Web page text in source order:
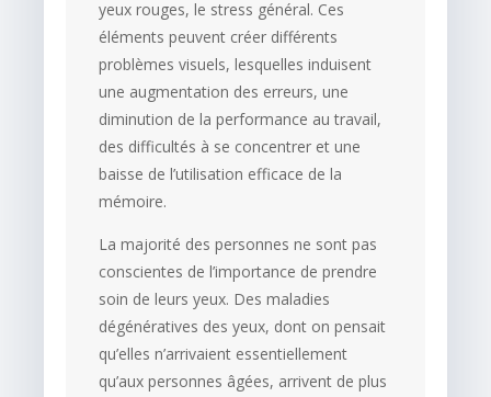
yeux rouges, le stress général. Ces
éléments peuvent créer différents
problèmes visuels, lesquelles induisent
une augmentation des erreurs, une
diminution de la performance au travail,
des difficultés à se concentrer et une
baisse de l’utilisation efficace de la
mémoire.
La majorité des personnes ne sont pas
conscientes de l’importance de prendre
soin de leurs yeux. Des maladies
dégénératives des yeux, dont on pensait
qu’elles n’arrivaient essentiellement
qu’aux personnes âgées, arrivent de plus